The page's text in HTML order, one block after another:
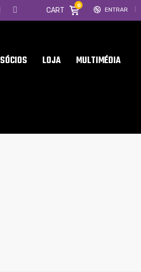
ENTRAR
CART
0
SÓCIOS LOJA MULTIMÉDIA